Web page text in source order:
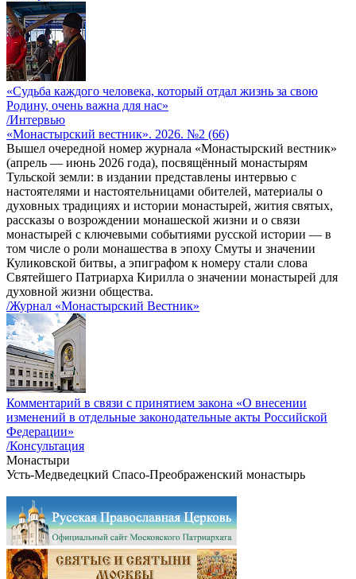
«Судьба каждого человека, который отдал жизнь за свою
Родину, очень важна для нас»
/Интервью
«Монастырский вестник». 2026. №2 (66)
Вышел очередной номер журнала «Монастырский вестник»
(апрель — июнь 2026 года), посвящённый монастырям
Тульской земли: в издании представлены интервью с
настоятелями и настоятельницами обителей, материалы о
духовных традициях и истории монастырей, жития святых,
рассказы о возрождении монашеской жизни и о связи
монастырей с ключевыми событиями русской истории — в
том числе о роли монашества в эпоху Смуты и значении
Куликовской битвы, а эпиграфом к номеру стали слова
Святейшего Патриарха Кирилла о значении монастырей для
духовной жизни общества.
/Журнал «Монастырский Вестник»
Комментарий в связи с принятием закона «О внесении
изменений в отдельные законодательные акты Российской
Федерации»
/Консультация
Монастыри
Усть-Медведецкий Спасо-Преображенский монастырь